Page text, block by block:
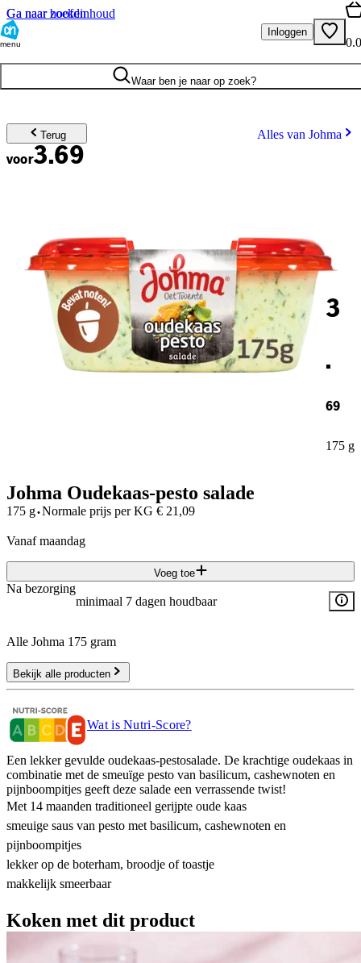
Ga naar hoofdinhoud
Ga naar zoeken
menu
Inloggen
Waar ben je naar op zoek?
Terug Alles van Johma
voor3.69
3
.
69
175 g
Johma Oudekaas-pesto salade
175 g·Normale prijs per KG € 21,09
vanaf maandag
Voeg toe
Na bezorging
minimaal 7 dagen houdbaar
Alle Johma 175 gram
Bekijk alle producten
Wat is Nutri-Score?
Een lekker gevulde oudekaas-pestosalade. De krachtige oudekaas in
combinatie met de smeuïge pesto van basilicum, cashewnoten en
pijnboompitjes geeft deze salade een verrassende twist!
Met 14 maanden traditioneel gerijpte oude kaas
smeuige saus van pesto met basilicum, cashewnoten en
pijnboompitjes
lekker op de boterham, broodje of toastje
makkelijk smeerbaar
Koken met dit product